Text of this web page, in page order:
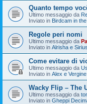
Quanto tempo
Ultimo messaggio da
Inviato in Birdcam in
Regole peri nomi
Ultimo messaggio da
Inviato in Alrisha e
Come evitare di
Ultimo messaggio da
Inviato in Alex e
Wacky Flip – The
Ultimo messaggio da
Inviato in Gheppi